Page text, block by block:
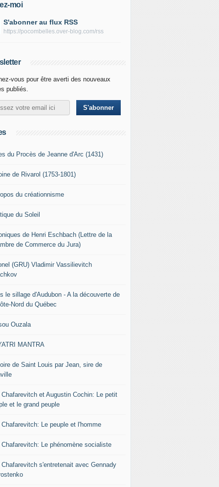
moi
S'abonner au flux RSS
https://pocombelles.over-blog.com/rss
vous pour être averti des nouveaux
publiés.
du Procès de Jeanne d'Arc (1431)
de Rivarol (1753-1801)
du créationnisme
du Soleil
de Henri Eschbach (Lettre de la
de Commerce du Jura)
(GRU) Vladimir Vassilievitch
le sillage d'Audubon - A la découverte de
Nord du Québec
Ouzala
MANTRA
de Saint Louis par Jean, sire de
Chafarevitch et Augustin Cochin: Le petit
et le grand peuple
Chafarevitch: Le peuple et l'homme
Chafarevitch: Le phénomène socialiste
Chafarevitch s'entretenait avec Gennady